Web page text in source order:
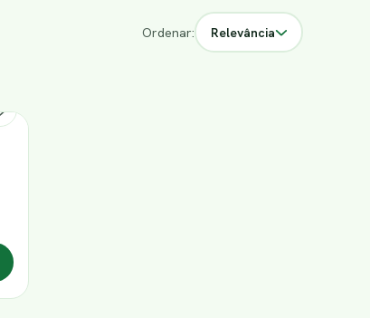
Ordenar: Relevância